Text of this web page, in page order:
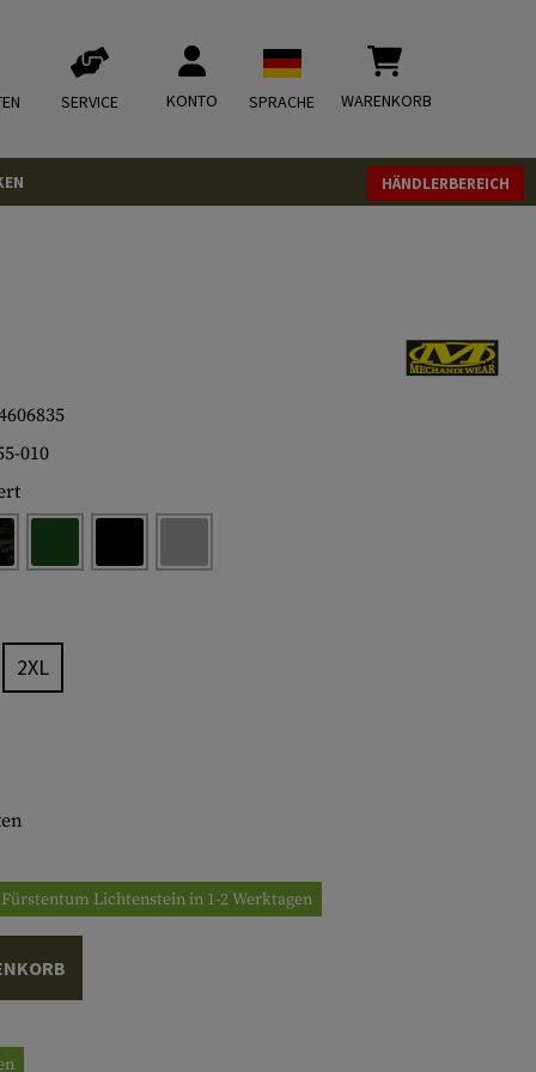
SERVICE KONTO SPRACHE WARENKORB
HÄNDLERBEREICH
010
2XL
Lichtenstein in 1-2 Werktagen